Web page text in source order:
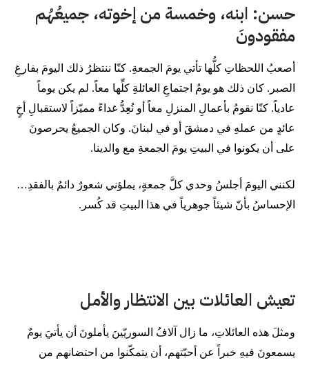
حسن: ابنه، وخمسة من إخوته، جميعُهُم
مفقودونَ
أصعبُ اللحظاتِ كلُّها تأتي يومَ الجمعةِ. كنّا ننتظرُ ذلك اليومَ بفارغِ
الصبر. كان ذلك هو يومُ اجتماعِ العائلةِ كلِّها معاً. لم يكن يوماً
عادياً. كنّا نقومُ بأعمالِ المنزلِ معاً أو نُعِدُّ غداءً مميّزاً لاستقبالِ أخٍ
عائدٍ من عملهِ في دمشقَ أو في لبنانَ. وكان الجميعُ يحرصونَ
على أن يكونوا في البيتِ يومَ الجمعةِ مع والدينا.
لكنني اليومَ أجلسُ وحدي كلَّ جمعةٍ، يملؤني شعورٌ دائمٌ بالفقدِ…
الإحساسُ بأنّ شيئاً جوهرياً في هذا البيتِ قد كُسر.
تعيش العائلات بين الانتظار والأمل
ومثلَ هذه العائلاتِ، ما زال آلافُ السوريّينَ يأملونَ أن يأتيَ يومٌ
يسمعونَ فيهِ خبراً عن أحبّتهم، أن يتمكّنوا من احتضانهم من